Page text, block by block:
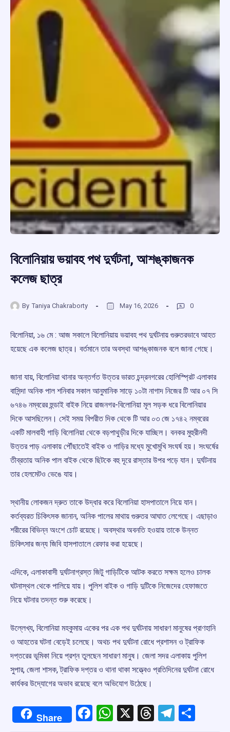
বিলোনিয়ায় ভয়াবহ পথ দুর্ঘটনা, আশঙ্কাজনক
কলেজ ছাত্র
By Taniya Chakraborty May 16, 2026 0
বিলোনিয়া, ১৬ মে : আজ সকালে বিলোনিয়ায় ভয়াবহ পথ দুর্ঘটনায় গুরুতরভাবে আহত
হয়েছে এক কলেজ ছাত্র। বর্তমানে তার অবস্থা আশঙ্কাজনক বলে জানা গেছে।
জানা যায়, বিলোনিয়া থানার অন্তর্গত উত্তর ভারত চন্দ্রনগরের হোলিস্প্রিট এলাকার
বাসিন্দা অনিক পাল শনিবার সকাল আনুমানিক সাড়ে ১০টা নাগাদ নিজের টি আর ০৭ সি
৬৭৪৬ নম্বরের হুন্ডাই বাইক নিয়ে রাজনগর-বিলোনিয়া মূল সড়ক ধরে বিলোনিয়ার
দিকে আসছিলেন। সেই সময় বিপরীত দিক থেকে টি আর ০৩ জে ১৭৪২ নম্বরের
একটি মালবাহী গাড়ি বিলোনিয়া থেকে বড়পাথুড়ীর দিকে যাচ্ছিল। বনকর মুহুরীনদী
উত্তর পাড় এলাকায় পৌঁছাতেই বাইক ও গাড়ির মধ্যে মুখোমুখি সংঘর্ষ হয়। সংঘর্ষের
তীব্রতায় অনিক পাল বাইক থেকে ছিটকে বহু দূরে রাস্তার উপর পড়ে যান। দুর্ঘটনায়
তার হেলমেটও ভেঙে যায়।
স্থানীয় লোকজন দ্রুত তাকে উদ্ধার করে বিলোনিয়া হাসপাতালে নিয়ে যান।
কর্তব্যরত চিকিৎসক জানান, অনিক পালের মাথায় গুরুতর আঘাত লেগেছে। এছাড়াও
শরীরের বিভিন্ন অংশে চোট রয়েছে। অবস্থার অবনতি হওয়ায় তাকে উন্নত
চিকিৎসার জন্য জিবি হাসপাতালে রেফার করা হয়েছে।
এদিকে, এলাকাবাসী দুর্ঘটনাগ্রস্ত জিটু গাড়িটিকে আটক করতে সক্ষম হলেও চালক
ঘটনাস্থল থেকে পালিয়ে যায়। পুলিশ বাইক ও গাড়ি দুটিকে নিজেদের হেফাজতে
নিয়ে ঘটনার তদন্ত শুরু করেছে।
উল্লেখ্য, বিলোনিয়া মহকুমায় একের পর এক পথ দুর্ঘটনায় সাধারণ মানুষের প্রাণহানি
ও আহতের ঘটনা বেড়েই চলেছে। অথচ পথ দুর্ঘটনা রোধে প্রশাসন ও ট্রাফিক
দপ্তরের ভূমিকা নিয়ে প্রশ্ন তুলছেন সাধারণ মানুষ। জেলা সদর এলাকায় পুলিশ
সুপার, জেলা শাসক, ট্রাফিক দপ্তর ও থানা থাকা সত্ত্বেও প্রতিদিনের দুর্ঘটনা রোধে
কার্যকর উদ্যোগের অভাব রয়েছে বলে অভিযোগ উঠেছে।
Share Facebook
WhatsApp
X Threads